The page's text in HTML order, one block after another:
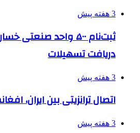
3 هفته پیش
ثبت‌نام ۵۰۰ واحد
دریافت تسهیلات
3 هفته پیش
اتصال ترانزیتی بین ایران،
3 هفته پیش